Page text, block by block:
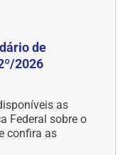
de
2026
as
Federal sobre o
confira as